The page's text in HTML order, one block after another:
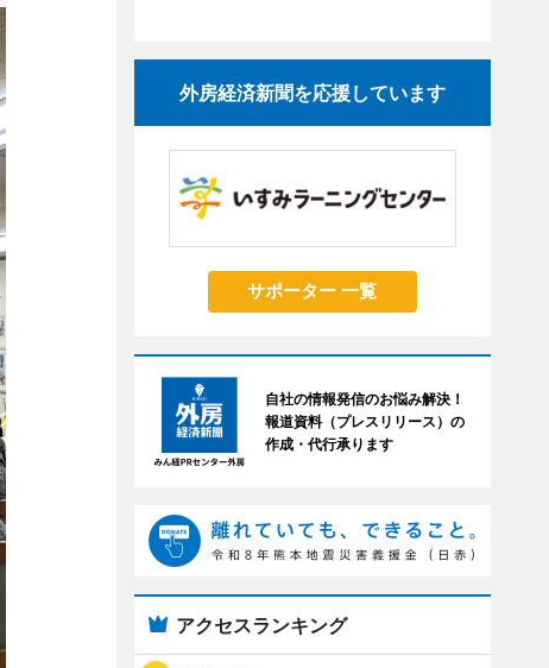
外房経済新聞を応援しています
サポーター 一覧
自社の情報発信のお悩み解決！
報道資料（プレスリリース）の
作成・代行承ります
アクセスランキング